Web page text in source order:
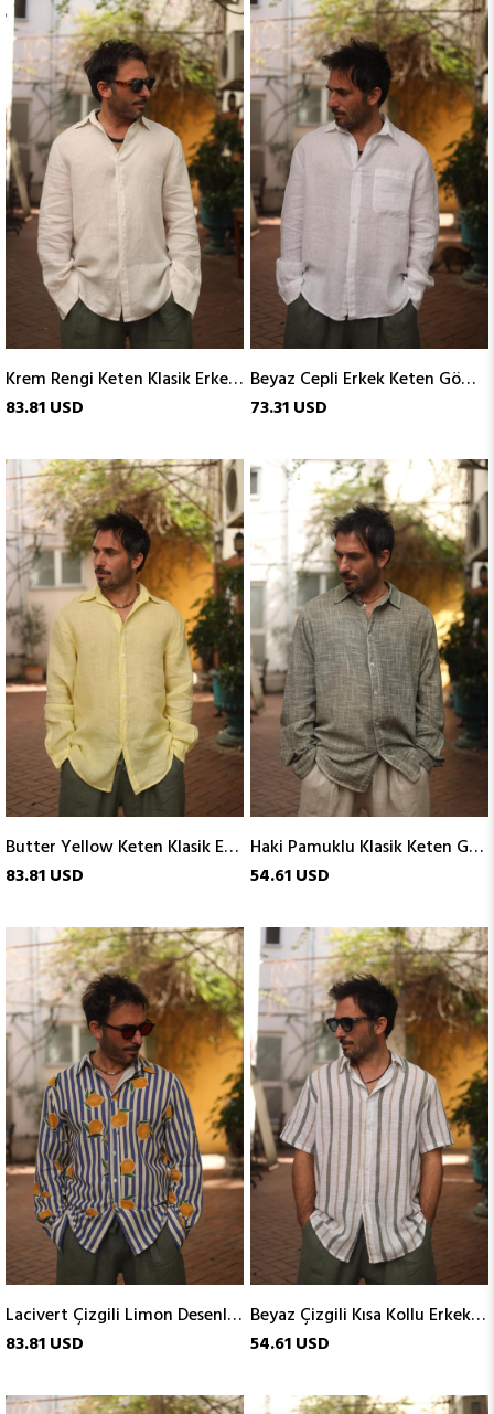
Krem Rengi Keten Klasik Erkek Gömlek
83.81 USD
Beyaz Cepli Erkek Keten Gömlek
73.31 USD
Butter Yellow Keten Klasik Erkek Gömlek
83.81 USD
Haki Pamuklu Klasik Keten Gömlek
54.61 USD
Lacivert Çizgili Limon Desenli Erkek Keten Gömlek
83.81 USD
Beyaz Çizgili Kısa Kollu Erkek Keten Gömlek
54.61 USD